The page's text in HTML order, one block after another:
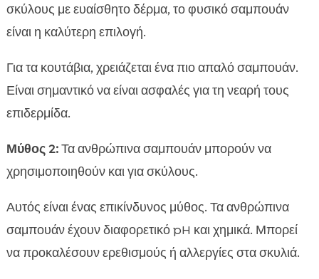
σκύλους με ευαίσθητο δέρμα, το φυσικό σαμπουάν
είναι η καλύτερη επιλογή.
Για τα κουτάβια, χρειάζεται ένα πιο απαλό σαμπουάν.
Είναι σημαντικό να είναι ασφαλές για τη νεαρή τους
επιδερμίδα.
Μύθος 2:Τα ανθρώπινα σαμπουάν μπορούν να
χρησιμοποιηθούν και για σκύλους.
Αυτός είναι ένας επικίνδυνος μύθος. Τα ανθρώπινα
σαμπουάν έχουν διαφορετικό pH και χημικά. Μπορεί
να προκαλέσουν ερεθισμούς ή αλλεργίες στα σκυλιά.